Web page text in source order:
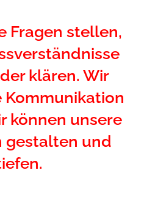
Fragen stellen,
klären. Wir
Kommunikation
können unsere
gestalten und